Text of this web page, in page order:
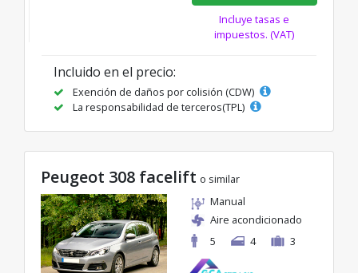
Incluye tasas e
impuestos. (VAT)
Incluido en el precio:
Exención de daños por colisión (CDW)
La responsabilidad de terceros(TPL)
Peugeot 308 facelift o similar
Manual
Aire acondicionado
5
4 3